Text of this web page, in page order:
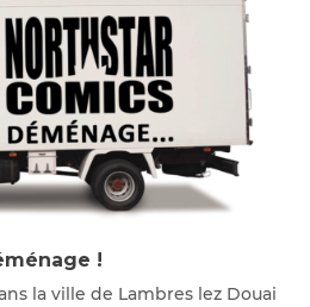
!
la ville de Lambres lez Douai